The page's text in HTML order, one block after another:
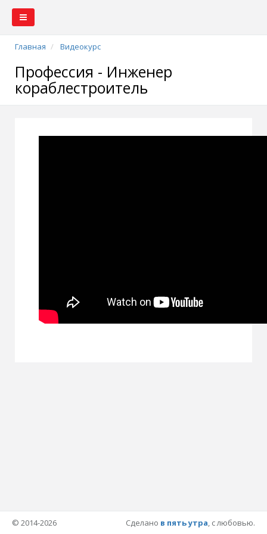
Главная Видеокурс
Профессия - Инженер
кораблестроитель
Сделано в пять утра, с любовью.
© 2014-2026